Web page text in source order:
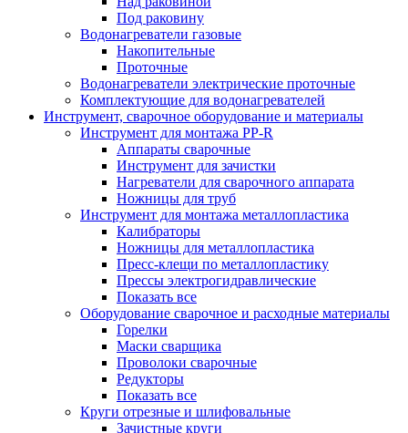
Под раковину
Водонагреватели газовые
Накопительные
Проточные
Водонагреватели электрические проточные
Комплектующие для водонагревателей
Инструмент, сварочное оборудование и материалы
Инструмент для монтажа PP-R
Аппараты сварочные
Инструмент для зачистки
Нагреватели для сварочного аппарата
Ножницы для труб
Инструмент для монтажа металлопластика
Калибраторы
Ножницы для металлопластика
Пресс-клещи по металлопластику
Прессы электрогидравлические
Показать все
Оборудование сварочное и расходные материалы
Горелки
Маски сварщика
Проволоки сварочные
Редукторы
Показать все
Круги отрезные и шлифовальные
Зачистные круги